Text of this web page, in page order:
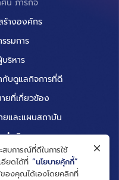
น์ ภารกิจ
ร้างองค์กร
รมการ
ริหาร
กับดูแลกิจการที่ดี
ยที่เกี่ยวข้อง
ยและแผนสถาบัน
ดำเนินงาน
ร่งใสในการดำเนิน
บการณ์ที่ดีในการใช้
ยดได้ที่ “นโยบายคุ้กกี้”
ของคุณได้เองโดยคลิกที่